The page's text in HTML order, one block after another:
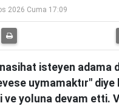
2026 Cuma 17:09
isteyen adama
uymamaktır" diye
ve yoluna devam etti.